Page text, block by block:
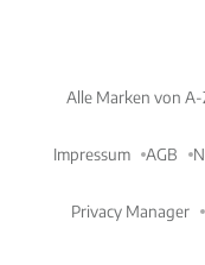
Alle Marken von
Impressum AGB
Privacy Manager